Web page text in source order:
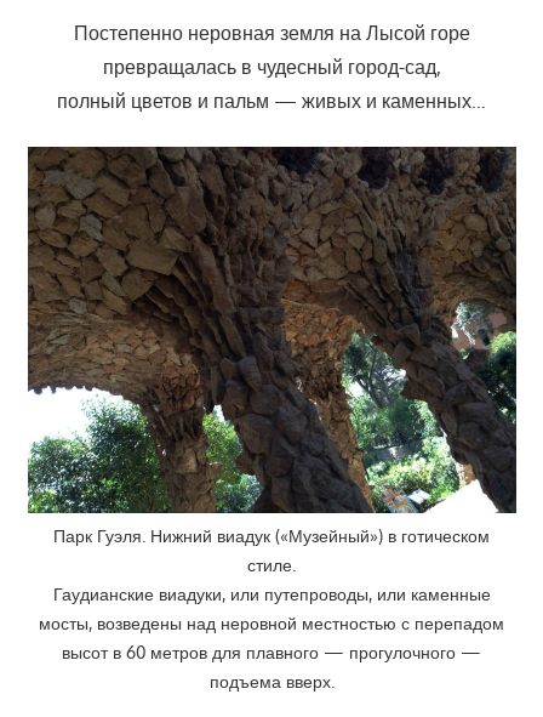
Постепенно неровная земля на Лысой горе
превращалась в чудесный город-сад,
полный цветов и пальм — живых и каменных…
Парк Гуэля. Нижний виадук («Музейный») в готическом
стиле.
Гаудианские виадуки, или путепроводы, или каменные
мосты, возведены над неровной местностью с перепадом
высот в 60 метров для плавного — прогулочного —
подъема вверх.